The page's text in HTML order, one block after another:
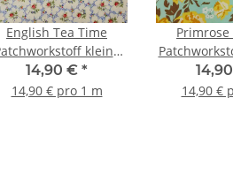
English Tea Time
kleine
natur, rot, blau,
grün
14,90 € *
14,90 € pro 1 m
Primrose
mint, gelb,
14,90 €